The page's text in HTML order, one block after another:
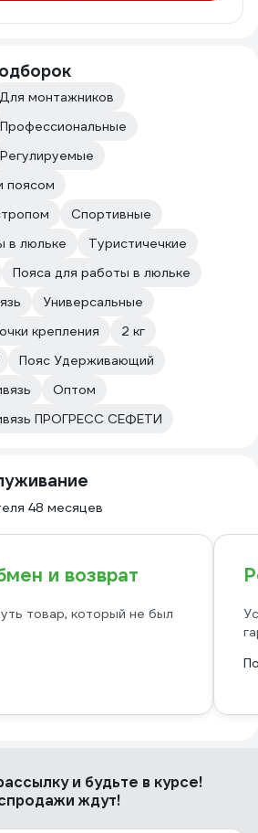
Для монтажников
Профессиональные
Регулируемые
поясом
Спортивные
в люльке
Туристичечкие
Пояса для работы в люльке
Универсальные
крепления
2 кг
Пояс Удерживающий
Оптом
ПРОГРЕСС СЕФЕТИ
48 месяцев
и возврат
товар, который не был
и будьте в курсе!
ждут!